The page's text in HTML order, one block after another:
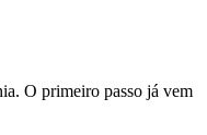
O primeiro passo já vem